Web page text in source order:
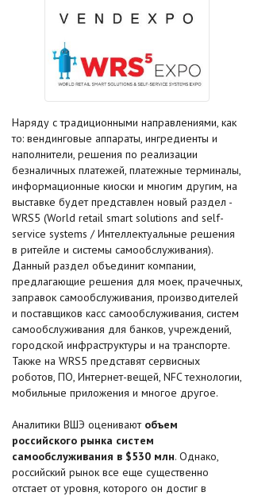
Наряду с традиционными направлениями, как
то: вендинговые аппараты, ингредиенты и
наполнители, решения по реализации
безналичных платежей, платежные терминалы,
информационные киоски и многим другим, на
выставке будет представлен новый раздел -
WRS5 (World retail smart solutions and self-
service systems / Интеллектуальные решения
в ритейле и системы самообслуживания).
Данный раздел объединит компании,
предлагающие решения для моек, прачечных,
заправок самообслуживания, производителей
и поставщиков касс самообслуживания, систем
самообслуживания для банков, учреждений,
городской инфраструктуры и на транспорте.
Также на WRS5 представят сервисных
роботов, ПО, Интернет-вещей, NFC технологии,
мобильные приложения и многое другое.
Аналитики ВШЭ оценивают объем
российского рынка систем
самообслуживания в $530 млн. Однако,
российский рынок все еще существенно
отстает от уровня, которого он достиг в